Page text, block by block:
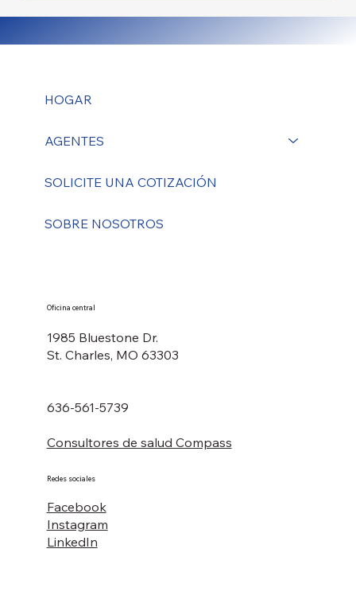
HOGAR
AGENTES
SOLICITE UNA COTIZACIÓN
SOBRE NOSOTROS
Oficina central
1985 Bluestone Dr.
St. Charles, MO 63303
636-561-5739
Consultores de salud Compass
Redes sociales
Facebook
Instagram
LinkedIn